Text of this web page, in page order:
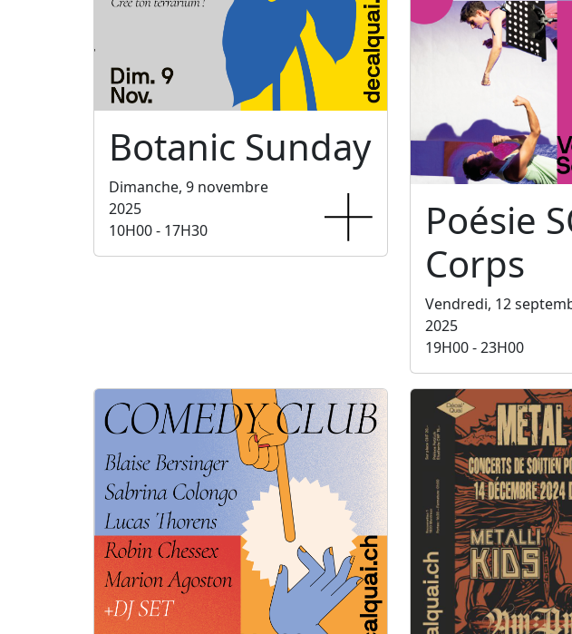
Botanic Sunday
Dimanche, 9 novembre
2025
10H00 - 17H30
Poésie
Corps
Vendredi, 12
2025
19H00 - 23H00